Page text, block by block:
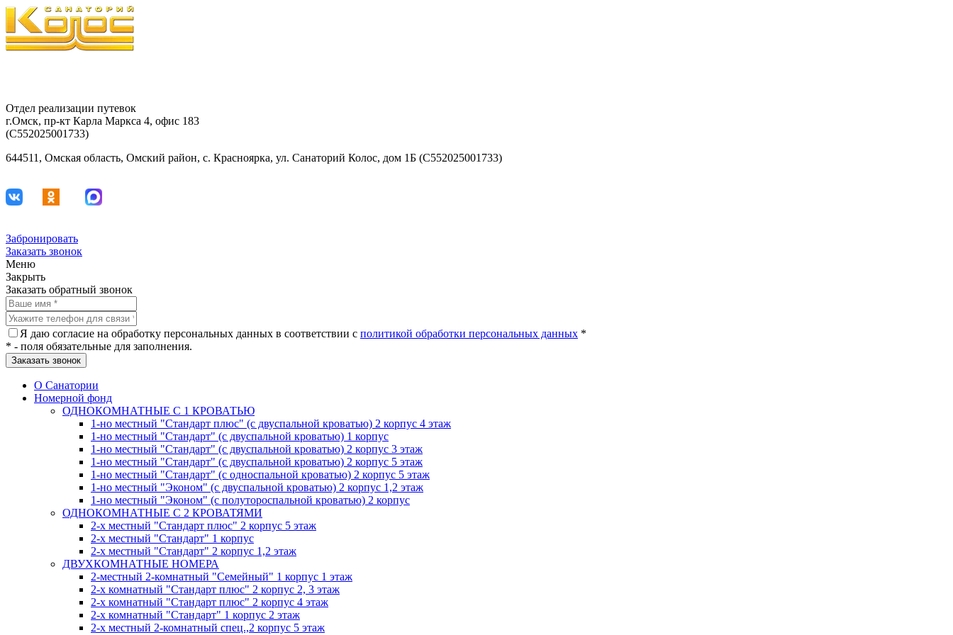
Отдел реализации путевок
г.Омск, пр-кт Карла Маркса 4, офис 183
(С552025001733)
644511, Омская область, Омский район, с. Красноярка, ул. Санаторий Колос, дом 1Б (С552025001733)
Забронировать
Заказать звонок
Меню
Закрыть
Заказать обратный звонок
Я даю согласие на обработку персональных данных в соответствии с политикой обработки персональных данных *
* - поля обязательные для заполнения.
О Санатории
Номерной фонд
ОДНОКОМНАТНЫЕ С 1 КРОВАТЬЮ
1-но местный "Стандарт плюс" (с двуспальной кроватью) 2 корпус 4 этаж
1-но местный "Стандарт" (с двуспальной кроватью) 1 корпус
1-но местный "Стандарт" (с двуспальной кроватью) 2 корпус 3 этаж
1-но местный "Стандарт" (с двуспальной кроватью) 2 корпус 5 этаж
1-но местный "Стандарт" (с односпальной кроватью) 2 корпус 5 этаж
1-но местный "Эконом" (с двуспальной кроватью) 2 корпус 1,2 этаж
1-но местный "Эконом" (с полутороспальной кроватью) 2 корпус
ОДНОКОМНАТНЫЕ С 2 КРОВАТЯМИ
2-х местный "Стандарт плюс" 2 корпус 5 этаж
2-х местный "Стандарт" 1 корпус
2-х местный "Стандарт" 2 корпус 1,2 этаж
ДВУХКОМНАТНЫЕ НОМЕРА
2-местный 2-комнатный "Семейный" 1 корпус 1 этаж
2-х комнатный "Стандарт плюс" 2 корпус 2, 3 этаж
2-х комнатный "Стандарт плюс" 2 корпус 4 этаж
2-х комнатный "Стандарт" 1 корпус 2 этаж
2-х местный 2-комнатный спец.,2 корпус 5 этаж